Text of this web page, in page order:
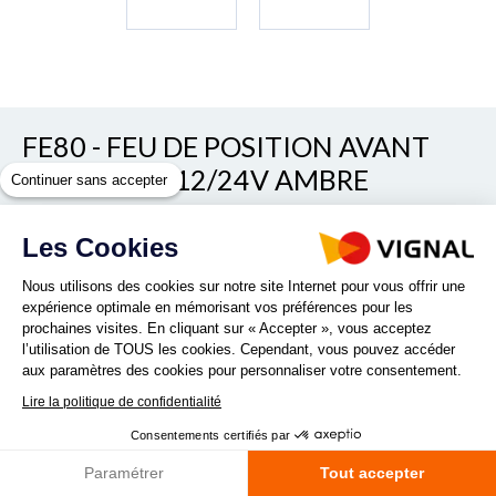
FE80 - FEU DE POSITION AVANT
AMPOULES 12/24V AMBRE
REF. 180040 Voir/cacher les autres références
Continuer sans accepter
Les Cookies
Nous utilisons des cookies sur notre site Internet pour vous offrir une
expérience optimale en mémorisant vos préférences pour les
prochaines visites. En cliquant sur « Accepter », vous acceptez
l’utilisation de TOUS les cookies. Cependant, vous pouvez accéder
aux paramètres des cookies pour personnaliser votre consentement.
Lire la politique de confidentialité
Consentements certifiés par
Paramétrer Tout accepter